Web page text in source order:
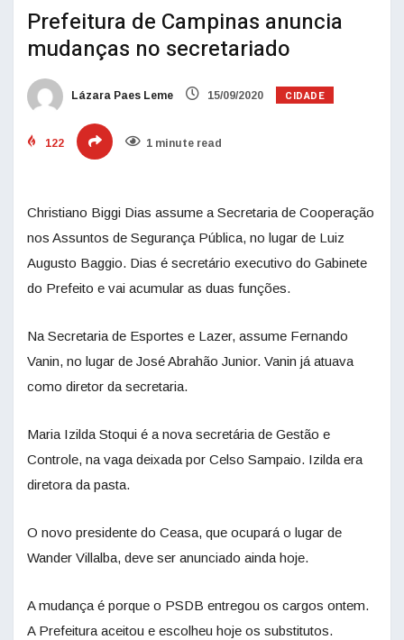
Prefeitura de Campinas anuncia
mudanças no secretariado
Lázara Paes Leme 15/09/2020 CIDADE
122 1 minute read
Christiano Biggi Dias assume a Secretaria de Cooperação
nos Assuntos de Segurança Pública, no lugar de Luiz
Augusto Baggio. Dias é secretário executivo do Gabinete
do Prefeito e vai acumular as duas funções.
Na Secretaria de Esportes e Lazer, assume Fernando
Vanin, no lugar de José Abrahão Junior. Vanin já atuava
como diretor da secretaria.
Maria Izilda Stoqui é a nova secretária de Gestão e
Controle, na vaga deixada por Celso Sampaio. Izilda era
diretora da pasta.
O novo presidente do Ceasa, que ocupará o lugar de
Wander Villalba, deve ser anunciado ainda hoje.
A mudança é porque o PSDB entregou os cargos ontem.
A Prefeitura aceitou e escolheu hoje os substitutos.